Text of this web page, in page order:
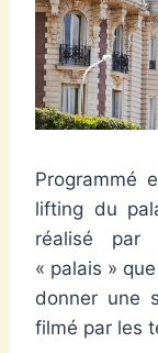
Programmé
lifting du
réalisé par
« palais »
donner une
filmé par les